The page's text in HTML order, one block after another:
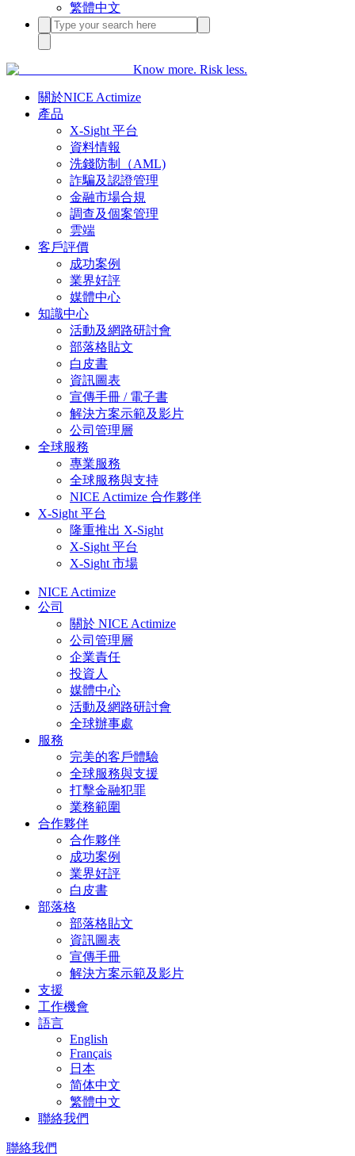
繁體中文
Know more. Risk less.
關於NICE Actimize
產品
X-Sight 平台
資料情報
洗錢防制（AML)
詐騙及認證管理
金融市場合規
調查及個案管理
雲端
客戶評價
成功案例
業界好評
媒體中心
知識中心
活動及網路研討會
部落格貼文
白皮書
資訊圖表
宣傳手冊 / 電子書
解決方案示範及影片
公司管理層
全球服務
專業服務
全球服務與支持
NICE Actimize 合作夥伴
X-Sight 平台
隆重推出 X-Sight​​​
X-Sight 平台
X-Sight 市場
NICE Actimize
公司
關於 NICE Actimize
公司管理層
企業責任
投資人
媒體中心
活動及網路研討會
全球辦事處
服務
完美的客戶體驗
全球服務與支援
打擊金融犯罪
業務範圍
合作夥伴
合作夥伴
成功案例
業界好評
白皮書
部落格
部落格貼文
資訊圖表
宣傳手冊
解決方案示範及影片
支援
工作機會
語言
English
Français
日本
简体中文
繁體中文
聯絡我們
聯絡我們